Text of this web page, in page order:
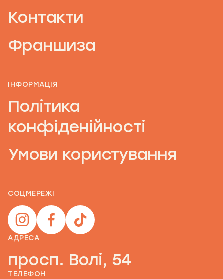
Контакти
Франшиза
ІНФОРМАЦІЯ
Політика
конфіденійності
Умови користування
СОЦМЕРЕЖІ
АДРЕСА
просп. Волі, 54
ТЕЛЕФОН